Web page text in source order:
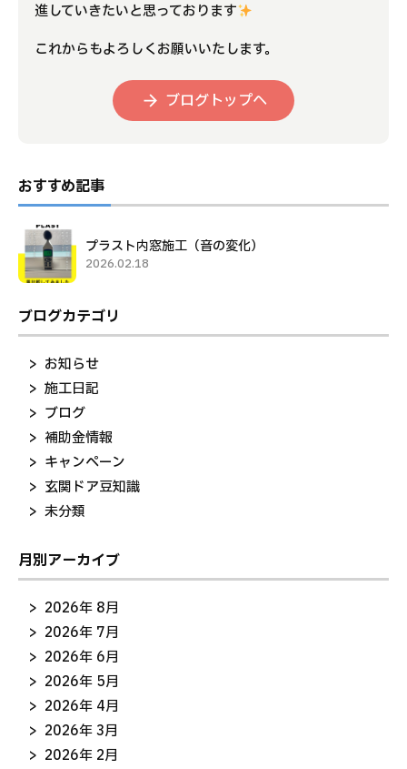
進していきたいと思っております
これからもよろしくお願いいたします。
ブログトップへ
おすすめ記事
プラスト内窓施工（音の変化）
2026.02.18
ブログカテゴリ
お知らせ
施工日記
ブログ
補助金情報
キャンペーン
玄関ドア豆知識
未分類
月別アーカイブ
2026年 8月
2026年 7月
2026年 6月
2026年 5月
2026年 4月
2026年 3月
2026年 2月